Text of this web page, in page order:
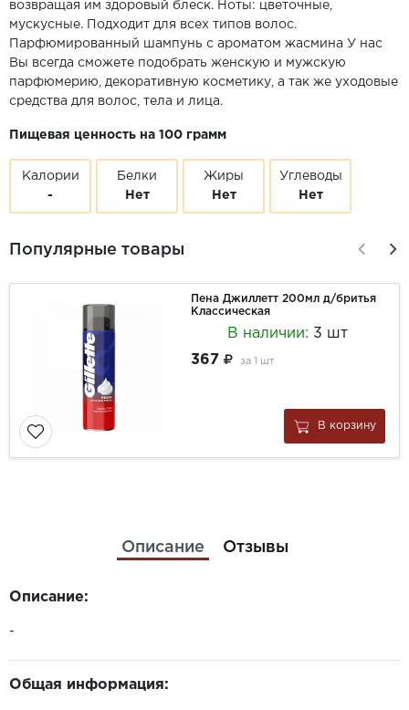
возвращая им здоровый блеск. Ноты: цветочные,
мускусные. Подходит для всех типов волос.
Парфюмированный шампунь с ароматом жасмина У нас
Вы всегда сможете подобрать женскую и мужскую
парфюмерию, декоративную косметику, а так же уходовые
средства для волос, тела и лица.
Пищевая ценность на 100 грамм
Калории
-
Белки
Нет
Жиры
Нет
Углеводы
Нет
Популярные товары
Пена Джиллетт 200мл д/бритья
Классическая
В наличии: 3 шт
367
за 1 шт
В корзину
Описание Отзывы
Описание:
-
Общая информация: